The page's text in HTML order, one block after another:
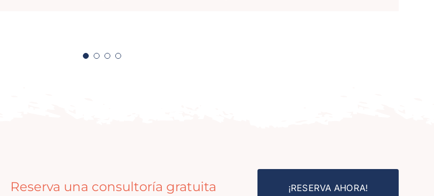
SDMM
Iberia Mitsubishi Logisnext
Reserva una consultoría gratuita ¡RESERVA AHORA!